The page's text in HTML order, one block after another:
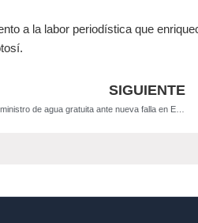
a la labor periodística que
SIGUIENTE
Gobierno del Estado refuerza suministro de agua gratuita ante nueva falla en El Realito